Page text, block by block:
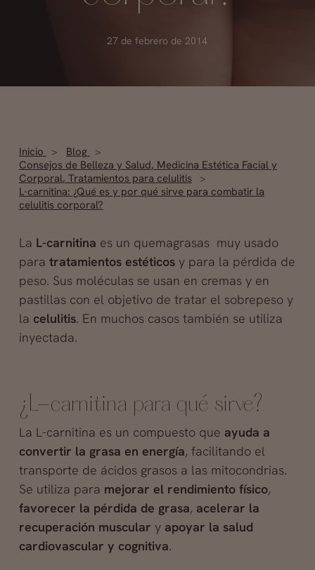
27 de febrero de 2014
Inicio
Blog
Consejos de Belleza y Salud, Medicina Estética Facial y
Corporal, Tratamientos para celulitis
L-carnitina: ¿Qué es y por qué sirve para combatir la
celulitis corporal?
La L-carnitina es un quemagrasas muy usado
para tratamientos estéticosy para la pérdida de
peso. Sus moléculas se usan en cremas y en
pastillas con el objetivo de tratar el sobrepeso y
la celulitis. En muchos casos también se utiliza
inyectada.
¿L-carnitina para qué sirve?
La L-carnitina es un compuesto que ayuda a
convertir la grasa en energía, facilitando el
transporte de ácidos grasos a las mitocondrias.
Se utiliza para mejorar el rendimiento físico,
favorecer la pérdida de grasa, acelerar la
recuperación muscular y apoyar la salud
cardiovascular y cognitiva.